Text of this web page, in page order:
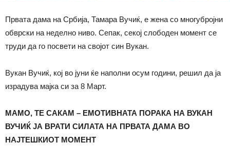
Првата дама на Србија, Тамара Вучиќ, е жена со многубројни
обврски на неделно ниво. Сепак, секој слободен момент се
труди да го посвети на својот син Вукан.
Вукан Вучиќ, кој во јуни ќе наполни осум години, решил да ја
израдува мајка си за 8 Март.
МАМО, ТЕ САКАМ – ЕМОТИВНАТА ПОРАКА НА ВУКАН
ВУЧИЌ ЈА ВРАТИ СИЛАТА НА ПРВАТА ДАМА ВО
НАЈТЕШКИОТ МОМЕНТ